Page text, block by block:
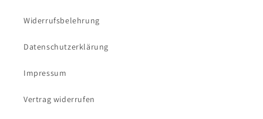
Widerrufsbelehrung
Datenschutzerklärung
Impressum
Vertrag widerrufen